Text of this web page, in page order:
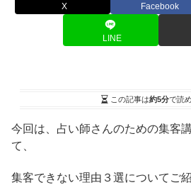
X Facebook
LINE
この記事は約5分で読
今回は、占い師さんのための集客
て、
集客できない理由３選についてご